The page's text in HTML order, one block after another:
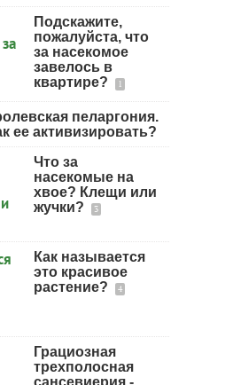
Подскажите,
пожалуйста, что
за насекомое
завелось в
квартире?
1
пеларгония.
ее активизировать?
Что за
насекомые на
хвое? Клещи или
жучки?
3
Как называется
это красивое
растение?
4
Грациозная
трехполосная
сансевиерия -